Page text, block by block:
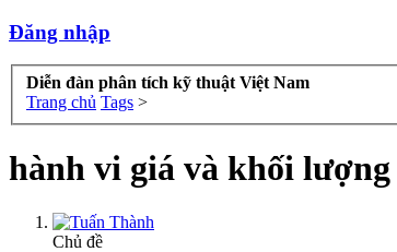
Đăng nhập
Diễn đàn phân tích kỹ thuật Việt Nam
Trang chủ Tags >
hành vi giá và khối lượng
Chủ đề